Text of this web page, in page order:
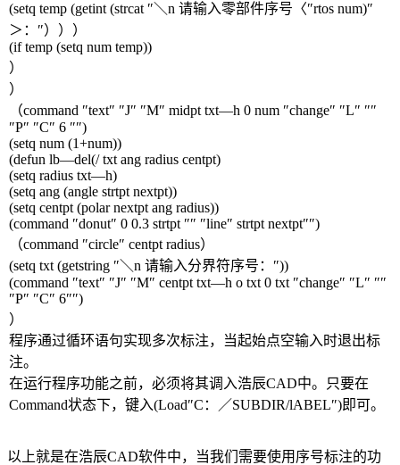
(setq temp (getint (strcat ″＼n 请输入零部件序号〈″rtos num)″
＞：″）））
(if temp (setq num temp))
）
）
（command ″text″ ″J″ ″M″ midpt txt—h 0 num ″change″ ″L″ ″″
″P″ ″C″ 6 ″″)
(setq num (1+num))
(defun lb—del(/ txt ang radius centpt)
(setq radius txt—h)
(setq ang (angle strtpt nextpt))
(setq centpt (polar nextpt ang radius))
(command ″donut″ 0 0.3 strtpt ″″ ″line″ strtpt nextpt″″)
（command ″circle″ centpt radius）
(setq txt (getstring ″＼n 请输入分界符序号：″))
(command ″text″ ″J″ ″M″ centpt txt—h o txt 0 txt ″change″ ″L″ ″″
″P″ ″C″ 6″″)
）
程序通过循环语句实现多次标注，当起始点空输入时退出标
注。
在运行程序功能之前，必须将其调入浩辰CAD中。只要在
Command状态下，键入(Load″C ：／SUBDIR/lABEL″)即可。
以上就是在浩辰CAD软件中，当我们需要使用序号标注的功